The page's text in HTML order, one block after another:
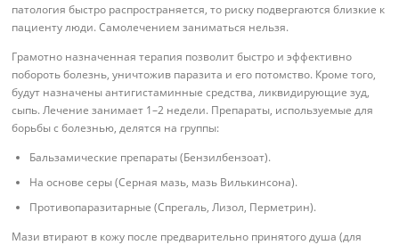
патология быстро распространяется, то риску подвергаются близкие к
пациенту люди. Самолечением заниматься нельзя.
Грамотно назначенная терапия позволит быстро и эффективно
побороть болезнь, уничтожив паразита и его потомство. Кроме того,
будут назначены антигистаминные средства, ликвидирующие зуд,
сыпь. Лечение занимает 1–2 недели. Препараты, используемые для
борьбы с болезнью, делятся на группы:
Бальзамические препараты (Бензилбензоат).
На основе серы (Серная мазь, мазь Вилькинсона).
Противопаразитарные (Спрегаль, Лизол, Перметрин).
Мази втирают в кожу после предварительно принятого душа (для